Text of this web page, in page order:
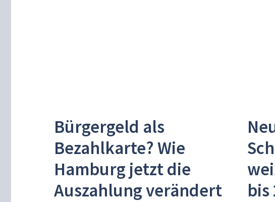
Bürgergeld als
Bezahlkarte? Wie
Hamburg jetzt die
Auszahlung verändert
bis